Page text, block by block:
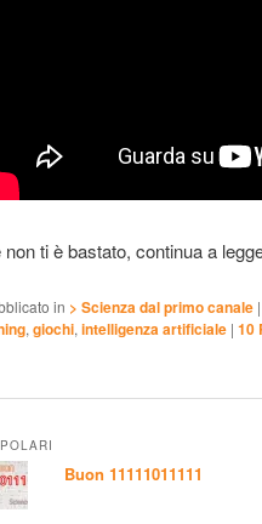
non ti è bastato, continua a
in > Scienza dal primo canale |
, giochi, intelligenza artificiale | 10
Buon 11111011111